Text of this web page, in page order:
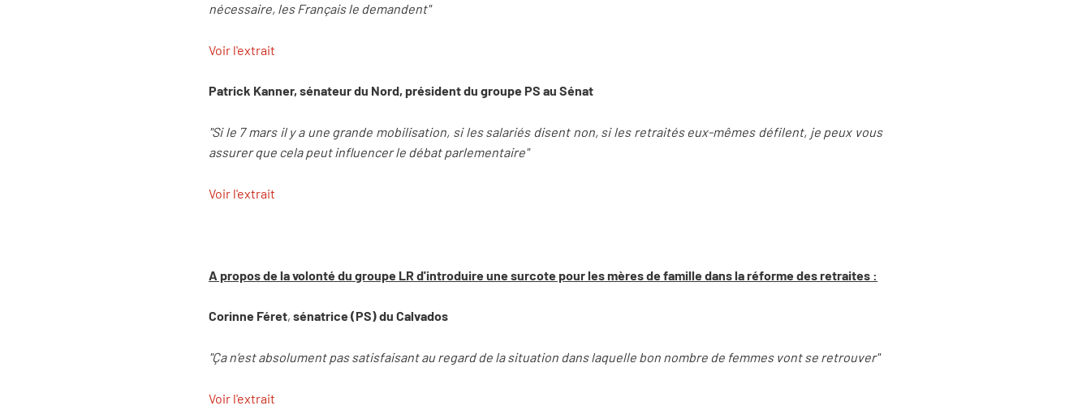
nécessaire, les Français le demandent"
Voir l'extrait
Patrick Kanner, sénateur du Nord, président du groupe PS au Sénat
"Si le 7 mars il y a une grande mobilisation, si les salariés disent non, si les retraités eux-mêmes défilent, je peux vous
assurer que cela peut influencer le débat parlementaire"
Voir l'extrait
A propos de la volonté du groupe LR d'introduire une surcote pour les mères de famille dans la réforme des retraites :
Corinne Féret, sénatrice (PS) du Calvados
"Ça n’est absolument pas satisfaisant au regard de la situation dans laquelle bon nombre de femmes vont se retrouver"
Voir l'extrait